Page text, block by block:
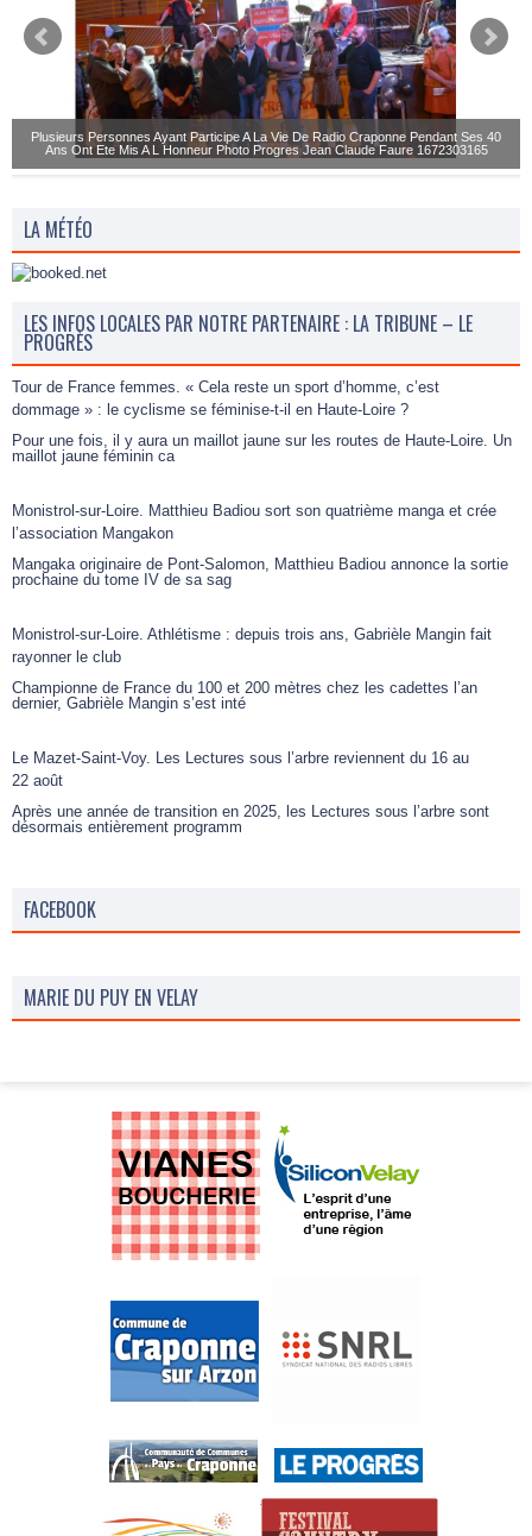
Plusieurs Personnes Ayant Participe A La Vie De Radio Craponne Pendant Ses 40
Ans Ont Ete Mis A L Honneur Photo Progres Jean Claude Faure 1672303165
LA MÉTÉO
LES INFOS LOCALES PAR NOTRE PARTENAIRE : LA TRIBUNE – LE
PROGRÈS
Tour de France femmes. « Cela reste un sport d’homme, c’est
dommage » : le cyclisme se féminise-t-il en Haute-Loire ?
Pour une fois, il y aura un maillot jaune sur les routes de Haute-Loire. Un
maillot jaune féminin ca
Monistrol-sur-Loire. Matthieu Badiou sort son quatrième manga et crée
l’association Mangakon
Mangaka originaire de Pont-Salomon, Matthieu Badiou annonce la sortie
prochaine du tome IV de sa sag
Monistrol-sur-Loire. Athlétisme : depuis trois ans, Gabrièle Mangin fait
rayonner le club
Championne de France du 100 et 200 mètres chez les cadettes l’an
dernier, Gabrièle Mangin s’est inté
Le Mazet-Saint-Voy. Les Lectures sous l’arbre reviennent du 16 au
22 août
Après une année de transition en 2025, les Lectures sous l’arbre sont
désormais entièrement programm
FACEBOOK
MARIE DU PUY EN VELAY